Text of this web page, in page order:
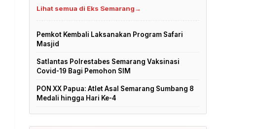
Lihat semua di Eks Semarang→
Pemkot Kembali Laksanakan Program Safari
Masjid
Satlantas Polrestabes Semarang Vaksinasi
Covid-19 Bagi Pemohon SIM
PON XX Papua: Atlet Asal Semarang Sumbang 8
Medali hingga Hari Ke-4